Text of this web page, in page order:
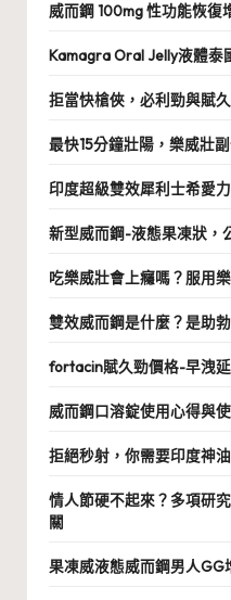
威而鋼 100mg 性功能恢復
Kamagra Oral Jelly液體泰
拒當快槍俠，必利勁與賦
最快15分鐘壯陽，樂威壯
印度超級雙效犀利士希愛
新型威而鋼-液態果凍狀，
吃樂威壯會上癮嗎？服用
雙效威而鋼是什麼？是助
fortacin賦久勁價格-早洩
威而鋼口溶錠使用心得與
拒絕秒射，你需要印度神
情人節硬不起來？多項研
關
果凍威液態威而鋼男人GG